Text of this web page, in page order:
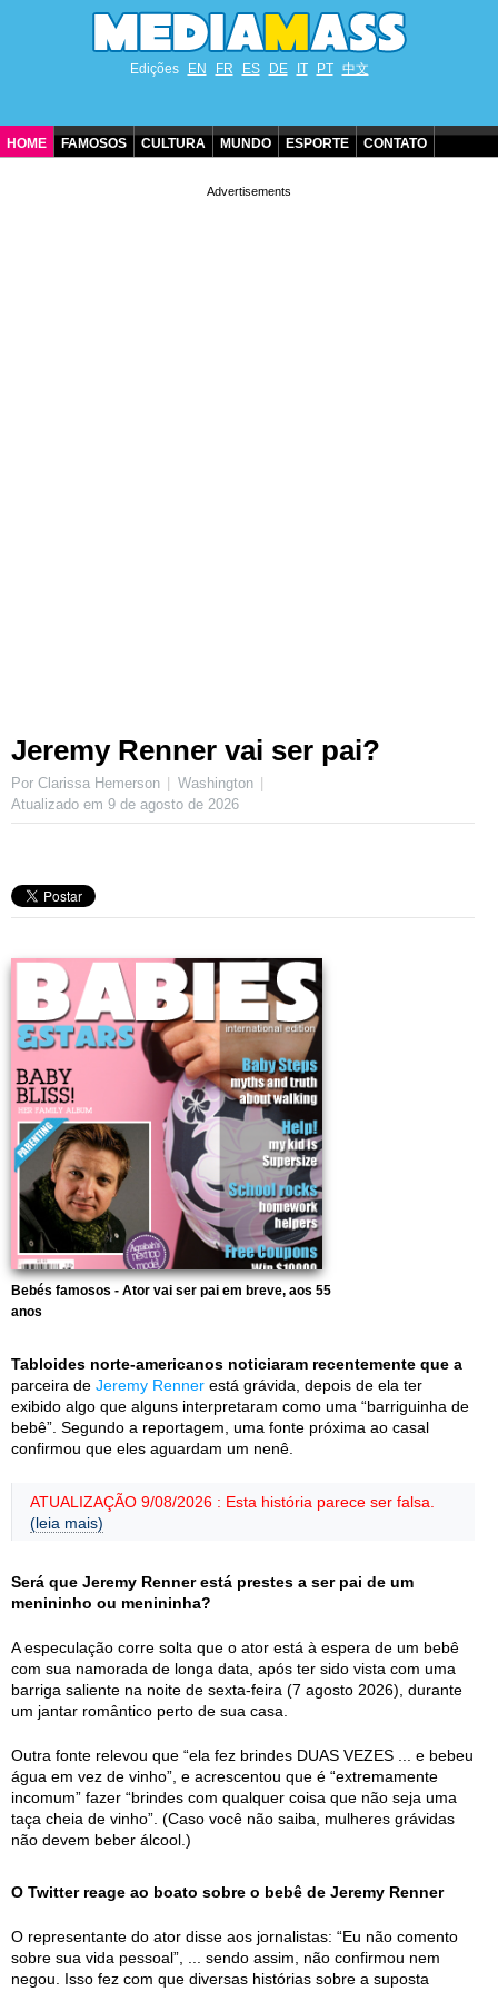
Edições EN FR ES DE IT PT 中文
HOME FAMOSOS CULTURA MUNDO ESPORTE CONTATO
Jeremy Renner vai ser pai?
Por Clarissa Hemerson
Washington
Atualizado em 9 de agosto de 2026
Bebés famosos - Ator vai ser pai em breve, aos 55
anos
Tabloides norte-americanos noticiaram recentemente que a
parceira de Jeremy Renner está grávida, depois de ela ter
exibido algo que alguns interpretaram como uma “barriguinha de
bebê”. Segundo a reportagem, uma fonte próxima ao casal
confirmou que eles aguardam um nenê.
ATUALIZAÇÃO 9/08/2026 : Esta história parece ser falsa.
(leia mais)
Será que Jeremy Renner está prestes a ser pai de um
menininho ou menininha?
A especulação corre solta que o ator está à espera de um bebê
com sua namorada de longa data, após ter sido vista com uma
barriga saliente na noite de sexta-feira (7 agosto 2026), durante
um jantar romântico perto de sua casa.
Outra fonte relevou que “ela fez brindes DUAS VEZES ... e bebeu
água em vez de vinho”, e acrescentou que é “extremamente
incomum” fazer “brindes com qualquer coisa que não seja uma
taça cheia de vinho”. (Caso você não saiba, mulheres grávidas
não devem beber álcool.)
O Twitter reage ao boato sobre o bebê de Jeremy Renner
O representante do ator disse aos jornalistas: “Eu não comento
sobre sua vida pessoal”, ... sendo assim, não confirmou nem
negou. Isso fez com que diversas histórias sobre a suposta